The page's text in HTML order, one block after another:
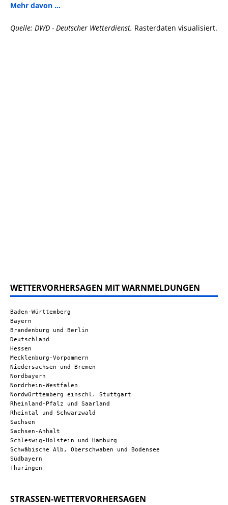
Mehr davon ...
Quelle: DWD - Deutscher Wetterdienst. Rasterdaten visualisiert.
WETTERVORHERSAGEN MIT WARNMELDUNGEN
Baden-Württemberg
Bayern
Brandenburg und Berlin
Deutschland
Hessen
Mecklenburg-Vorpommern
Niedersachsen und Bremen
Nordbayern
Nordrhein-Westfalen
Nordwürttemberg einschl. Stuttgart
Rheinland-Pfalz und Saarland
Rheintal und Schwarzwald
Sachsen
Sachsen-Anhalt
Schleswig-Holstein und Hamburg
Schwäbische Alb, Oberschwaben und Bodensee
Südbayern
Thüringen
STRASSEN-WETTERVORHERSAGEN